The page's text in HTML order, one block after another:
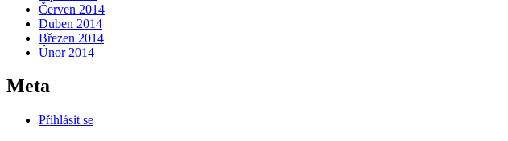
Červen 2014
Duben 2014
Březen 2014
Únor 2014
Meta
Přihlásit se